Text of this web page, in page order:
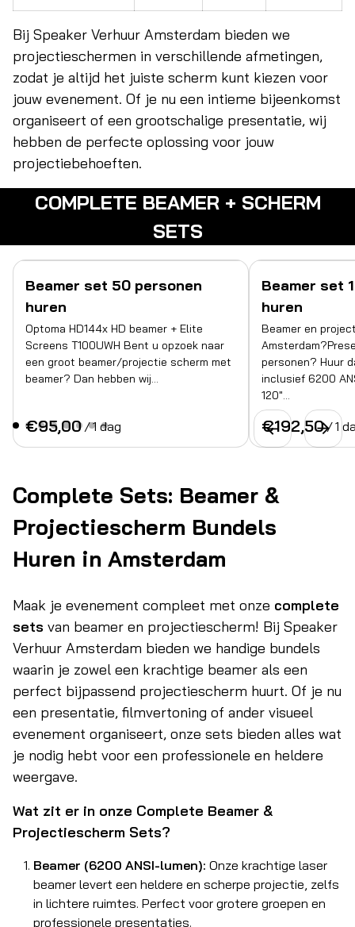
Bij Speaker Verhuur Amsterdam bieden we
projectieschermen in verschillende afmetingen,
zodat je altijd het juiste scherm kunt kiezen voor
jouw evenement. Of je nu een intieme bijeenkomst
organiseert of een grootschalige presentatie, wij
hebben de perfecte oplossing voor jouw
projectiebehoeften.
COMPLETE BEAMER + SCHERM
SETS
Beamer set 50 personen
huren
Optoma HD144x HD beamer + Elite
Screens T100UWH Bent u opzoek naar
een groot beamer/projectie scherm met
beamer? Dan hebben wij…
/
Beamer set
huren
Beamer en
personen? Huur
inclusief 6200
120"…
/
Complete Sets: Beamer &
Projectiescherm Bundels
Huren in Amsterdam
Maak je evenement compleet met onze complete
sets van beamer en projectiescherm! Bij Speaker
Verhuur Amsterdam bieden we handige bundels
waarin je zowel een krachtige beamer als een
perfect bijpassend projectiescherm huurt. Of je nu
een presentatie, filmvertoning of ander visueel
evenement organiseert, onze sets bieden alles wat
je nodig hebt voor een professionele en heldere
weergave.
Wat zit er in onze Complete Beamer &
Projectiescherm Sets?
Beamer (6200 ANSI-lumen): Onze krachtige laser
beamer levert een heldere en scherpe projectie, zelfs
in lichtere ruimtes. Perfect voor grotere groepen en
professionele presentaties.